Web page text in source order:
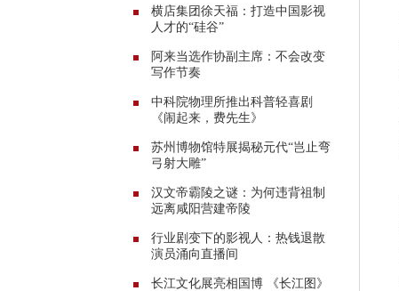
横店集团徐天福：打造中国影视
人才的“硅谷”
阿来当选作协副主席：不会改变
写作节奏
中科院物理所推出科普轻喜剧
《闹起来，费先生》
苏州博物馆特展揭秘元代“岂止弯
弓射大雕”
汉文帝霸陵之谜：为何违背祖制
远离咸阳营建帝陵
行业剧变下的影视人：热钱退散
演员涌向直播间
长江文化展亮相国博 《长江图》